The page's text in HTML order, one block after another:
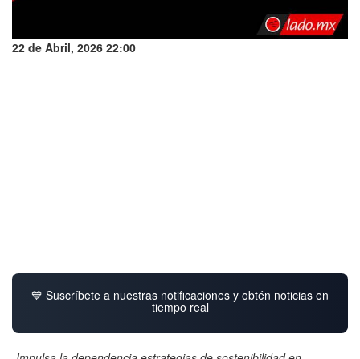
22 de Abril, 2026 22:00
💙 Suscríbete a nuestras notificaciones y obtén noticias en
tiempo real